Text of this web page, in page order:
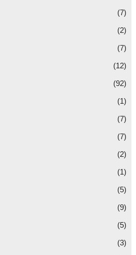
(7)
(2)
(7)
(12)
(92)
(1)
(7)
(7)
(2)
(1)
(5)
(9)
(5)
(3)